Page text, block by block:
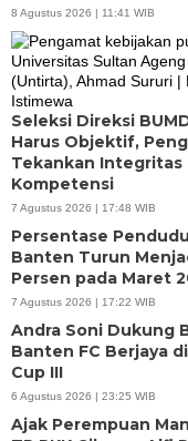
8 Agustus 2026 | 11:41 WIB
Seleksi Direksi
Harus Objektif,
Tekankan Integritas
Kompetensi
7 Agustus 2026 | 17:48 WIB
Persentase
Banten Turun
Persen pada Maret
7 Agustus 2026 | 17:22 WIB
Andra Soni Dukung
Banten FC Berjaya
Cup III
6 Agustus 2026 | 23:25 WIB
Ajak Perempuan